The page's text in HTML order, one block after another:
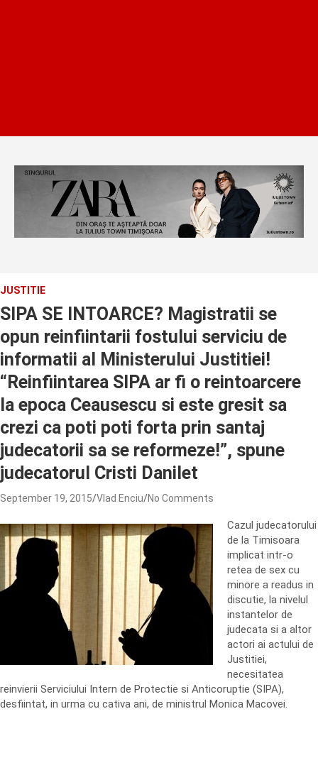
JUSTITIE
SIPA SE INTOARCE? Magistratii se
opun reinfiintarii fostului serviciu de
informatii al Ministerului Justitiei!
“Reinfiintarea SIPA ar fi o reintoarcere
la epoca Ceausescu si este gresit sa
crezi ca poti poti forta prin santaj
judecatorii sa se reformeze!”, spune
judecatorul Cristi Danilet
September 19, 2015 Vlad Enciu No Comments
Cazul judecatorului
de la Timisoara
implicat intr-o
retea de sex cu
minore a readus in
discutie, la nivelul
instantelor de
judecata si a altor
actori ai actului de
Justitiei,
necesitatea
reinvierii Serviciului Intern de Protectie si Anticoruptie (SIPA),
desfiintat, in urma cu cativa ani, de ministrul Monica Macovei.